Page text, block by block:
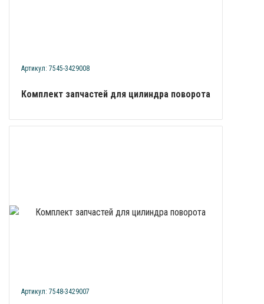
Артикул: 7545-3429008
Комплект запчастей для цилиндра поворота
Артикул: 7548-3429007